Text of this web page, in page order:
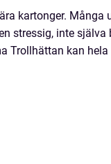
kartonger. Många
stressig, inte
Trollhättan kan